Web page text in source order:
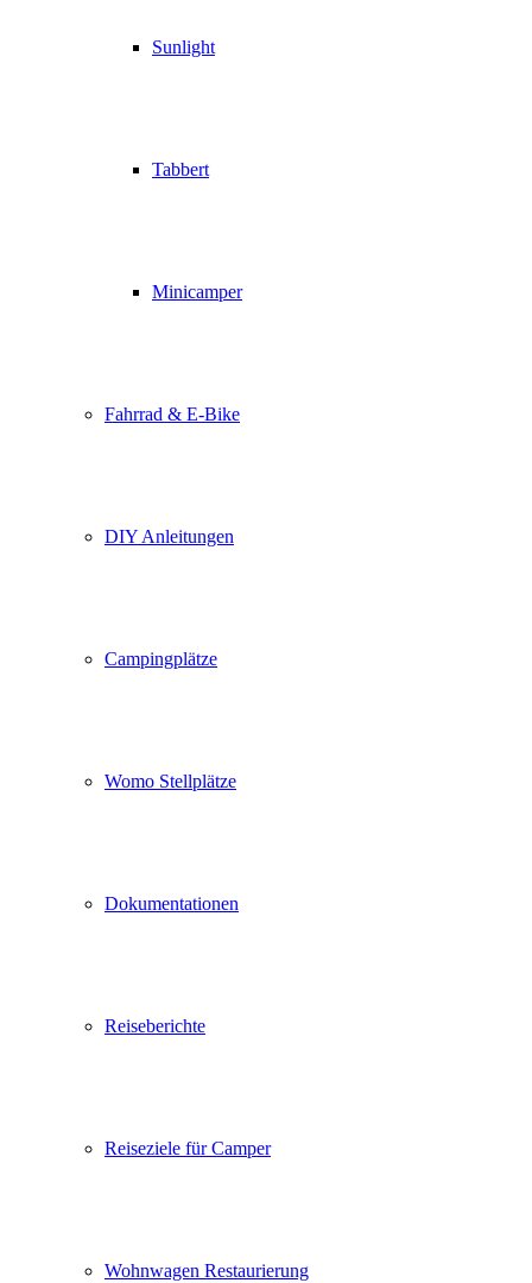
Sunlight
Tabbert
Minicamper
Fahrrad & E-Bike
DIY Anleitungen
Campingplätze
Womo Stellplätze
Dokumentationen
Reiseberichte
Reiseziele für Camper
Wohnwagen Restaurierung